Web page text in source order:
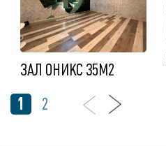
ЗАЛ ОНИКС 35М2
1 2